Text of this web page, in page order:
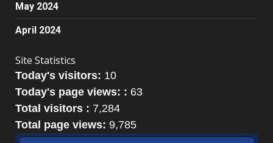
May 2024
April 2024
Site Statistics
Today's visitors: 10
Today's page views: : 63
Total visitors : 7,284
Total page views: 9,785